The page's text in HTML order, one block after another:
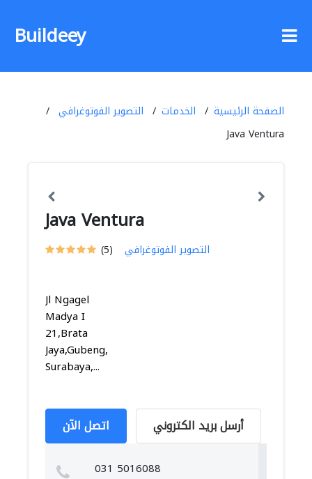
Buildeey
الصفحة الرئيسية الخدمات
التصوير الفوتوغرافي
Java Ventura
Java Ventura
(5) التصوير الفوتوغرافي
Jl Ngagel
Madya I
21,Brata
Jaya,Gubeng,
Surabaya,...
اتصل الآن أرسل بريد الكتروني
031 5016088